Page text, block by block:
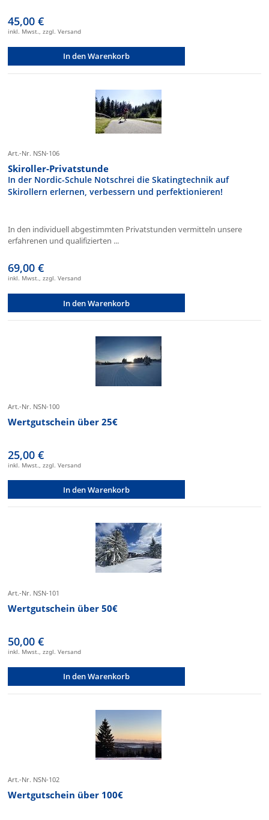
45,00 €
inkl. Mwst., zzgl. Versand
In den Warenkorb
Art.-Nr. NSN-106
Skiroller-Privatstunde
In der Nordic-Schule Notschrei die Skatingtechnik auf
Skirollern erlernen, verbessern und perfektionieren!
In den individuell abgestimmten Privatstunden vermitteln unsere
erfahrenen und qualifizierten ...
69,00 €
inkl. Mwst., zzgl. Versand
In den Warenkorb
Art.-Nr. NSN-100
Wertgutschein über 25€
25,00 €
inkl. Mwst., zzgl. Versand
In den Warenkorb
Art.-Nr. NSN-101
Wertgutschein über 50€
50,00 €
inkl. Mwst., zzgl. Versand
In den Warenkorb
Art.-Nr. NSN-102
Wertgutschein über 100€